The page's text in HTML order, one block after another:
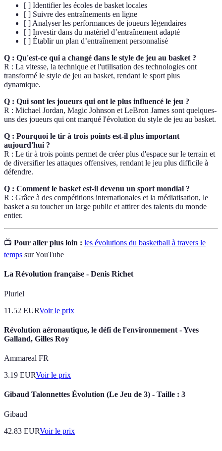
[ ] Identifier les écoles de basket locales
[ ] Suivre des entraînements en ligne
[ ] Analyser les performances de joueurs légendaires
[ ] Investir dans du matériel d’entraînement adapté
[ ] Établir un plan d’entraînement personnalisé
Q : Qu'est-ce qui a changé dans le style de jeu au basket ?
R : La vitesse, la technique et l'utilisation des technologies ont
transformé le style de jeu au basket, rendant le sport plus
dynamique.
Q : Qui sont les joueurs qui ont le plus influencé le jeu ?
R : Michael Jordan, Magic Johnson et LeBron James sont quelques-
uns des joueurs qui ont marqué l'évolution du style de jeu au basket.
Q : Pourquoi le tir à trois points est-il plus important
aujourd'hui ?
R : Le tir à trois points permet de créer plus d'espace sur le terrain et
de diversifier les attaques offensives, rendant le jeu plus difficile à
défendre.
Q : Comment le basket est-il devenu un sport mondial ?
R : Grâce à des compétitions internationales et la médiatisation, le
basket a su toucher un large public et attirer des talents du monde
entier.
📺 Pour aller plus loin : les évolutions du basketball à travers le
temps sur YouTube
La Révolution française - Denis Richet
Pluriel
11.52 EURVoir le prix
Révolution aéronautique, le défi de l'environnement - Yves
Galland, Gilles Roy
Ammareal FR
3.19 EURVoir le prix
Gibaud Talonnettes Évolution (Le Jeu de 3) - Taille : 3
Gibaud
42.83 EURVoir le prix